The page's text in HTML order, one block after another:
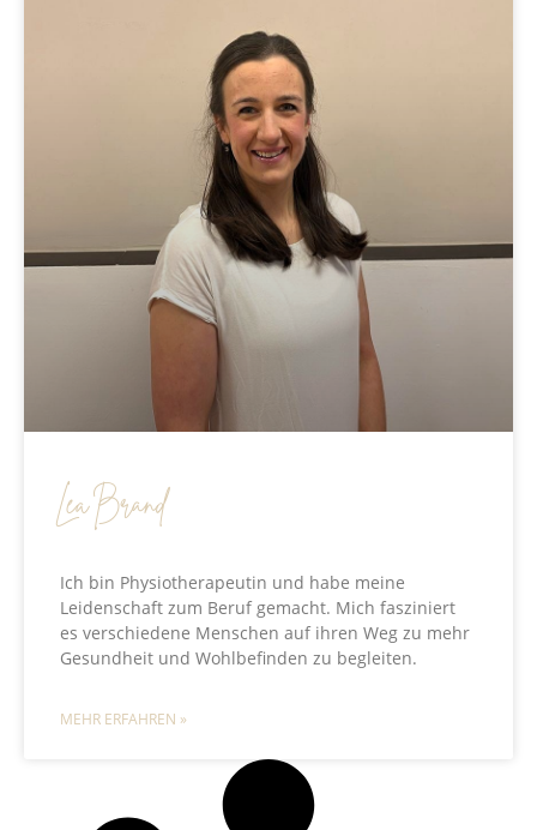
Lea Brand
Ich bin Physiotherapeutin und habe meine
Leidenschaft zum Beruf gemacht. Mich fasziniert
es verschiedene Menschen auf ihren Weg zu mehr
Gesundheit und Wohlbefinden zu begleiten.
MEHR ERFAHREN »